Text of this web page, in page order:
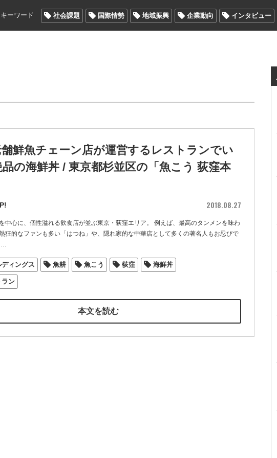
ーワード 社会課題 国際情勢 地域振興 企業動向 インタビュー
鮮魚チェーン店が運営するレストランでい
の海鮮丼 / 東京都杉並区の「魚こう 荻窪本
2018.08.27
中心に、個性溢れる飲食店が並ぶ東京・荻窪エリア。 例えば、最高のタンメンを味わ
狂的なファンも多い「はつね」や、隠れ家的な中華店として多くの著名人もお忍びで
ィングス 魚耕 魚こう 荻窪 海鮮丼
ラン
本文を読む